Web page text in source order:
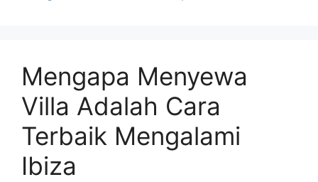
Mengapa Menyewa
Villa Adalah Cara
Terbaik Mengalami
Ibiza